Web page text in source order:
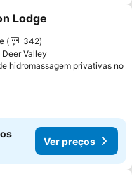
aos favoritos
Lodge
342
Valley
hidromassagem privativas no
Ver preços